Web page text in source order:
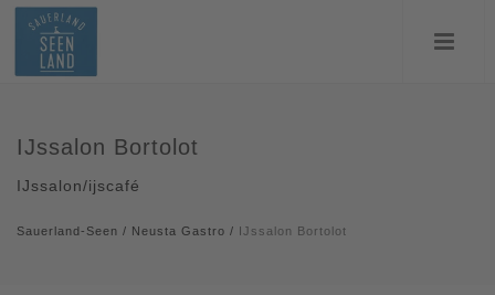
IJssalon Bortolot
IJssalon/ijscafé
Sauerland-Seen / Neusta Gastro / IJssalon Bortolot